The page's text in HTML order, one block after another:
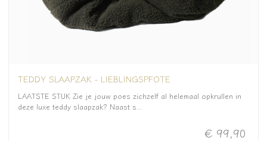
TEDDY SLAAPZAK - LIEBLINGSPFOTE
LAATSTE STUK Zie je jouw poes zichzelf al helemaal opkrullen in
deze luxe teddy slaapzak? Naast s...
€ 99,90